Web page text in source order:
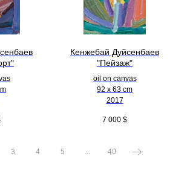
Кенжебай Дуйсенбаев
"Пейзаж"
oil on canvas
92 x 63 cm
2017
7 000 $
3 4 5 ... 40